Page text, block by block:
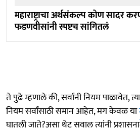
महाराष्ट्राचा अर्थसंकल्प कोण सादर
फडणवीसांनी स्पष्टच सांगितलं
ते पुढे म्हणाले की, सर्वांनी नियम पाळावेत,
नियम सर्वांसाठी समान आहेत, मग केवळ या
घातली जाते?असा थेट सवाल त्यांनी